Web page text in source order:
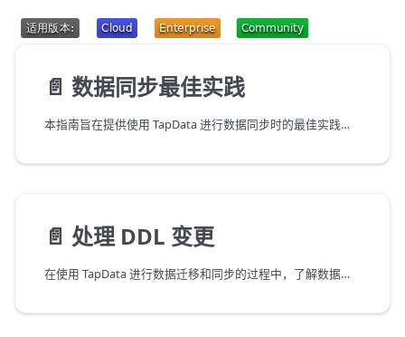
📄️ 数据同步最佳实践
本指南旨在提供使用 TapData 进行数据同步时的最佳实践，我们将从数据源分析、任务配置和运行监控等方面具体介绍，帮助您构建高效、可靠的数据同步任务。
📄️ 处理 DDL 变更
在使用 TapData 进行数据迁移和同步的过程中，了解数据源的表结构变更操作（如 DDL 操作）对数据流转的影响至关重要。TapData 致力于无缝处理大多数 DDL 变更，您需要了解表结构变更（如增减列）对数据同步流程的潜在影响，避免影响业务正常运行。